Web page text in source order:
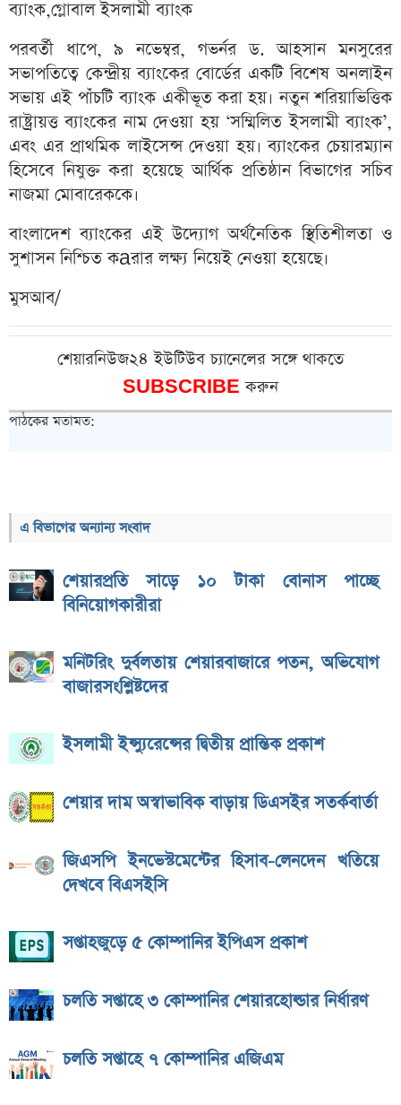
ব্যাংক,গ্লোবাল ইসলামী ব্যাংক
পরবর্তী ধাপে, ৯ নভেম্বর, গভর্নর ড. আহসান মনসুরের
সভাপতিত্বে কেন্দ্রীয় ব্যাংকের বোর্ডের একটি বিশেষ অনলাইন
সভায় এই পাঁচটি ব্যাংক একীভূত করা হয়। নতুন শরিয়াভিত্তিক
রাষ্ট্রায়ত্ত ব্যাংকের নাম দেওয়া হয় ‘সম্মিলিত ইসলামী ব্যাংক’,
এবং এর প্রাথমিক লাইসেন্স দেওয়া হয়। ব্যাংকের চেয়ারম্যান
হিসেবে নিযুক্ত করা হয়েছে আর্থিক প্রতিষ্ঠান বিভাগের সচিব
নাজমা মোবারেককে।
বাংলাদেশ ব্যাংকের এই উদ্যোগ অর্থনৈতিক স্থিতিশীলতা ও
সুশাসন নিশ্চিত কaরার লক্ষ্য নিয়েই নেওয়া হয়েছে।
মুসআব/
শেয়ারনিউজ২৪ ইউটিউব চ্যানেলের সঙ্গে থাকতে
SUBSCRIBEকরুন
পাঠকের মতামত:
এ বিভাগের অন্যান্য সংবাদ
শেয়ারপ্রতি সাড়ে ১০ টাকা বোনাস পাচ্ছে
বিনিয়োগকারীরা
মনিটরিং দুর্বলতায় শেয়ারবাজারে পতন, অভিযোগ
বাজারসংশ্লিষ্টদের
ইসলামী ইন্স্যুরেন্সের দ্বিতীয় প্রান্তিক প্রকাশ
শেয়ার দাম অস্বাভাবিক বাড়ায় ডিএসইর সতর্কবার্তা
জিএসপি ইনভেস্টমেন্টের হিসাব-লেনদেন খতিয়ে
দেখবে বিএসইসি
সপ্তাহজুড়ে ৫ কোম্পানির ইপিএস প্রকাশ
চলতি সপ্তাহে ৩ কোম্পানির শেয়ারহোল্ডার নির্ধারণ
চলতি সপ্তাহে ৭ কোম্পানির এজিএম